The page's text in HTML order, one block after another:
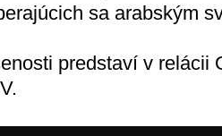
sa arabským
predstaví v relácii